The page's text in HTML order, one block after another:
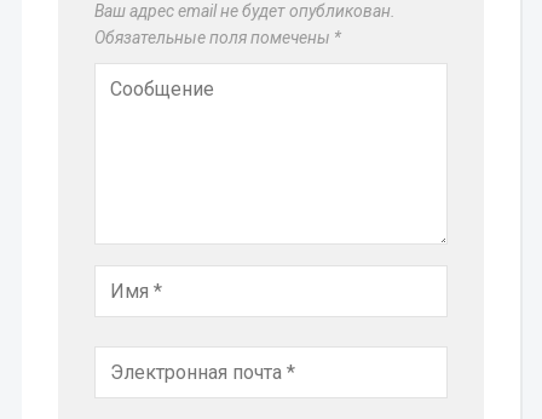
Ваш адрес email не будет опубликован.
Обязательные поля помечены *